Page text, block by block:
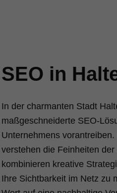
SEO in
In der charmanten Stadt
maßgeschneiderte SEO-
Unternehmens
verstehen die Feinheiten
kombinieren kreative
Ihre Sichtbarkeit im Netz zu